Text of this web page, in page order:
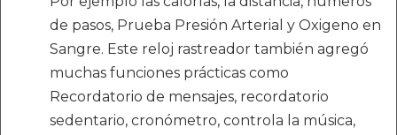
de pasos, Prueba Presión Arterial y Oxigeno en
Sangre. Este reloj rastreador también agregó
muchas funciones prácticas como
Recordatorio de mensajes, recordatorio
sedentario, cronómetro, controla la música,